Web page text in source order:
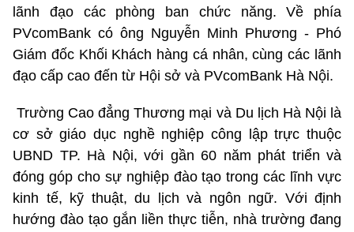
lãnh đạo các phòng ban chức năng. Về phía
PVcomBank có ông Nguyễn Minh Phương - Phó
Giám đốc Khối Khách hàng cá nhân, cùng các lãnh
đạo cấp cao đến từ Hội sở và PVcomBank Hà Nội.
Trường Cao đẳng Thương mại và Du lịch Hà Nội là
cơ sở giáo dục nghề nghiệp công lập trực thuộc
UBND TP. Hà Nội, với gần 60 năm phát triển và
đóng góp cho sự nghiệp đào tạo trong các lĩnh vực
kinh tế, kỹ thuật, du lịch và ngôn ngữ. Với định
hướng đào tạo gắn liền thực tiễn, nhà trường đang